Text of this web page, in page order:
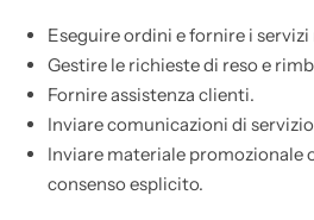
Eseguire ordini e fornire i
Gestire le richieste di reso e
Fornire assistenza clienti.
Inviare comunicazioni di
Inviare materiale promozionale
consenso esplicito.